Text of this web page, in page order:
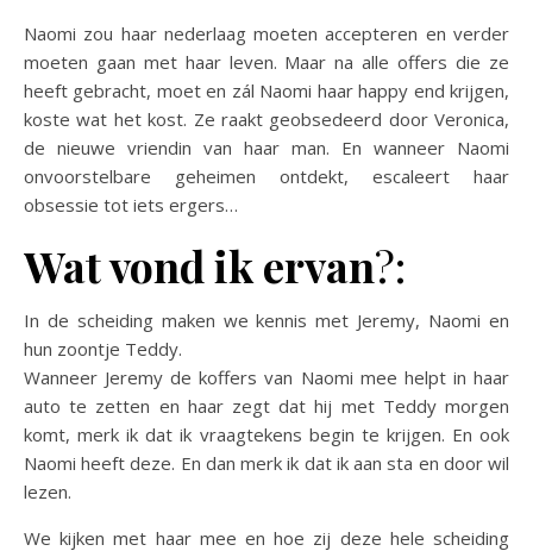
Naomi zou haar nederlaag moeten accepteren en verder
moeten gaan met haar leven. Maar na alle offers die ze
heeft gebracht, moet en zál Naomi haar happy end krijgen,
koste wat het kost. Ze raakt geobsedeerd door Veronica,
de nieuwe vriendin van haar man. En wanneer Naomi
onvoorstelbare geheimen ontdekt, escaleert haar
obsessie tot iets ergers…
Wat vond ik ervan?:
In de scheiding maken we kennis met Jeremy, Naomi en
hun zoontje Teddy.
Wanneer Jeremy de koffers van Naomi mee helpt in haar
auto te zetten en haar zegt dat hij met Teddy morgen
komt, merk ik dat ik vraagtekens begin te krijgen. En ook
Naomi heeft deze. En dan merk ik dat ik aan sta en door wil
lezen.
We kijken met haar mee en hoe zij deze hele scheiding